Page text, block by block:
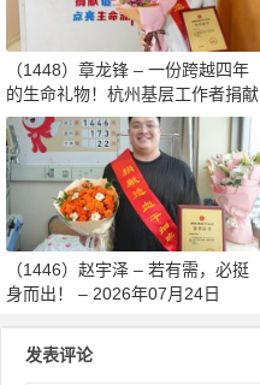
（1448）章龙锋 – 一份跨越四年
的生命礼物！杭州基层工作者捐献
造血干细胞传递希望 – 2026年07
月27日
（1446）赵宇泽 – 若有需，必挺
身而出！ – 2026年07月24日
发表评论